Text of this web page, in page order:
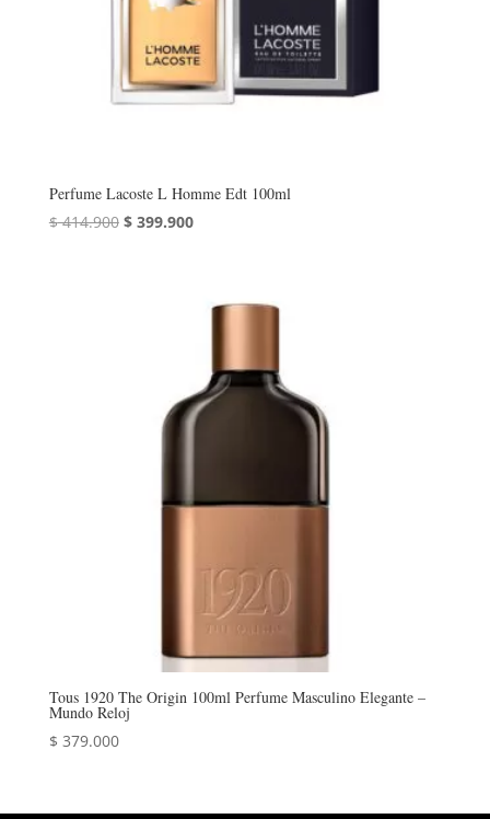
Perfume Lacoste L Homme Edt 100ml
$414.900 El
$399.900El
Tous 1920 The Origin 100ml Perfume Masculino Elegante –
Mundo Reloj
$ 379.000